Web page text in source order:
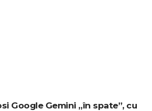
Google Gemini „în spate”, cu